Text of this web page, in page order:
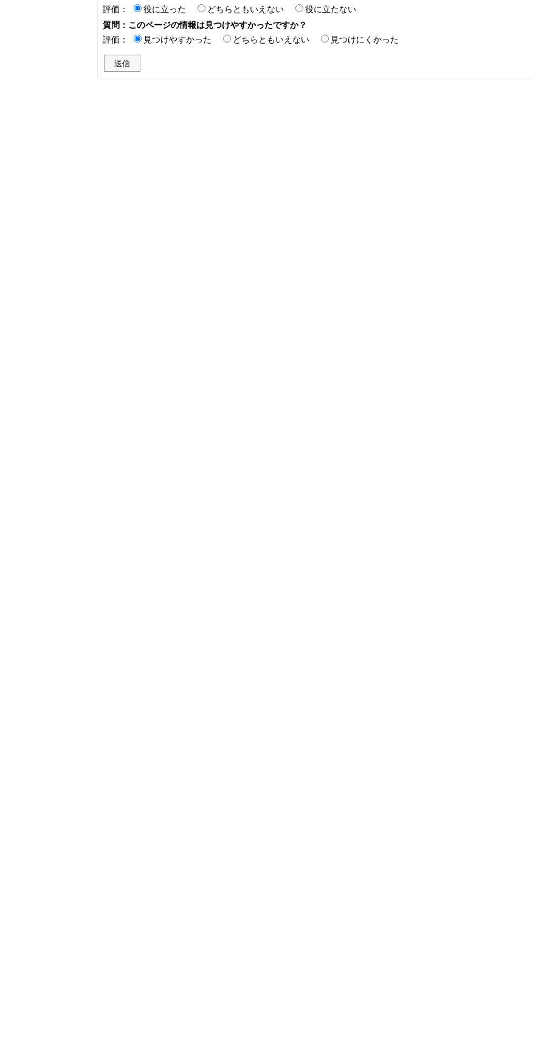
評価：
役に立った どちらともいえない
役に立たない
質問：このページの情報は見つけやすかったですか？
評価：
見つけやすかった どちらともいえない 見つけにくかった